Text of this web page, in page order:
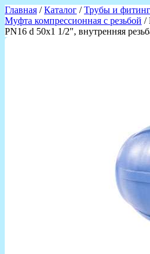
Главная /Каталог /Трубы и
Муфта компрессионная с резьбой /
PN16 d 50x1 1/2", внутренняя